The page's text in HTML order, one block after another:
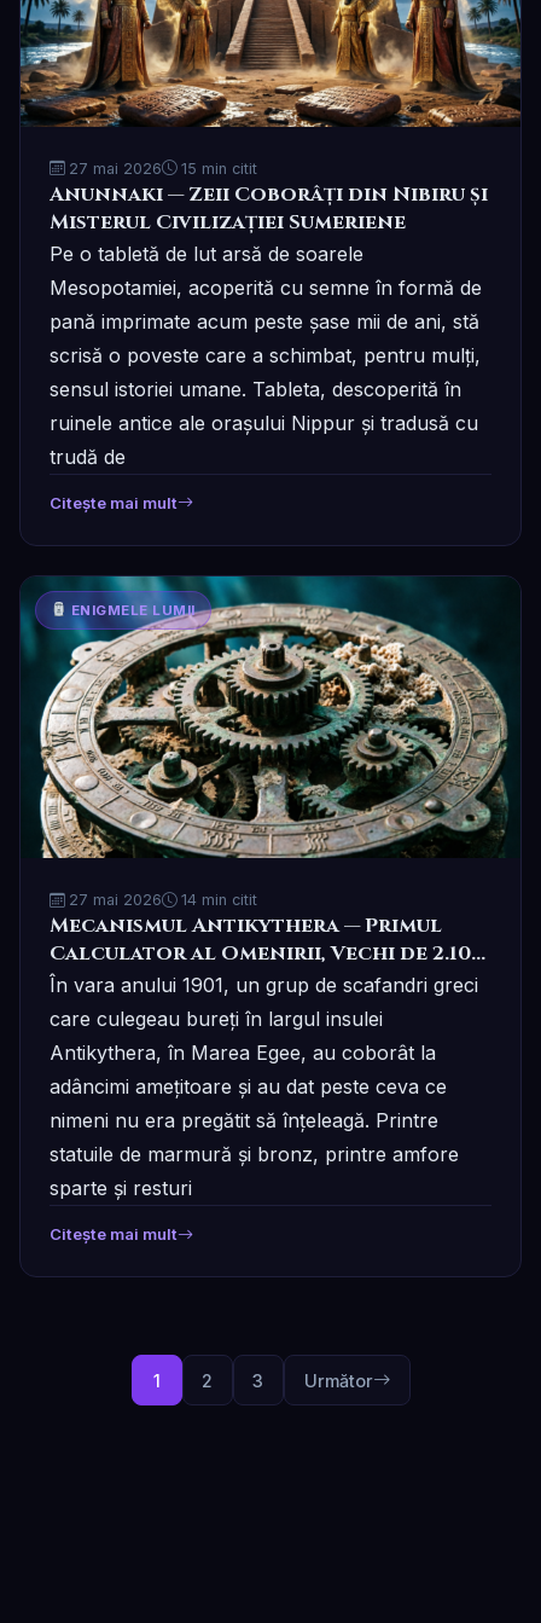
27 mai 2026 15 min citit
Anunnaki — Zeii Coborâți din Nibiru și
Misterul Civilizației Sumeriene
Pe o tabletă de lut arsă de soarele
Mesopotamiei, acoperită cu semne în formă de
pană imprimate acum peste șase mii de ani, stă
scrisă o poveste care a schimbat, pentru mulți,
sensul istoriei umane. Tableta, descoperită în
ruinele antice ale orașului Nippur și tradusă cu
trudă de
Citește mai mult
ENIGMELE LUMII
27 mai 2026 14 min citit
Mecanismul Antikythera — Primul
Calculator al Omenirii, Vechi de 2.100
de Ani
În vara anului 1901, un grup de scafandri greci
care culegeau bureți în largul insulei
Antikythera, în Marea Egee, au coborât la
adâncimi amețitoare și au dat peste ceva ce
nimeni nu era pregătit să înțeleagă. Printre
statuile de marmură și bronz, printre amfore
sparte și resturi
Citește mai mult
1 2 3 Următor